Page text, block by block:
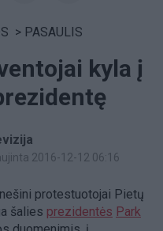
> PASAULIS
kyla į
2016-12-12 06:16
protestuotojai Pietų
šalies prezidentės Park